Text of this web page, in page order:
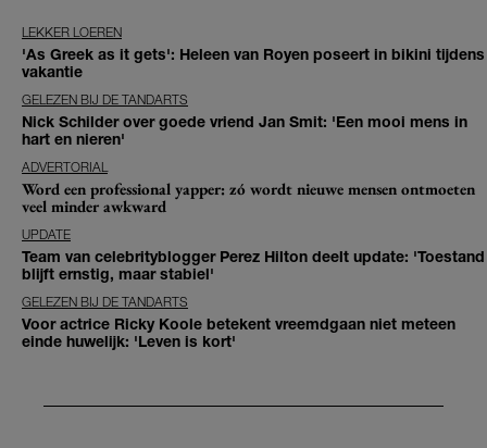
LEKKER LOEREN
'As Greek as it gets': Heleen van Royen poseert in bikini tijdens
vakantie
GELEZEN BIJ DE TANDARTS
Nick Schilder over goede vriend Jan Smit: 'Een mooi mens in
hart en nieren'
ADVERTORIAL
Word een professional yapper: zó wordt nieuwe mensen ontmoeten
veel minder awkward
UPDATE
Team van celebrityblogger Perez Hilton deelt update: 'Toestand
blijft ernstig, maar stabiel'
GELEZEN BIJ DE TANDARTS
Voor actrice Ricky Koole betekent vreemdgaan niet meteen
einde huwelijk: 'Leven is kort'